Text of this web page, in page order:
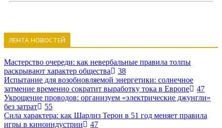
ЛЕНТА НОВОСТЕЙ
Мастерство очереди: как невербальные правила толпы
раскрывают характер общества
38
Испытание для возобновляемой энергетики: солнечное
затмение временно сократит выработку тока в Европе
47
Укрощение проводов: организуем «электрические джунгли»
без затрат
55
Сила характера: как Шарлиз Терон в 51 год меняет правила
игры в киноиндустрии
47